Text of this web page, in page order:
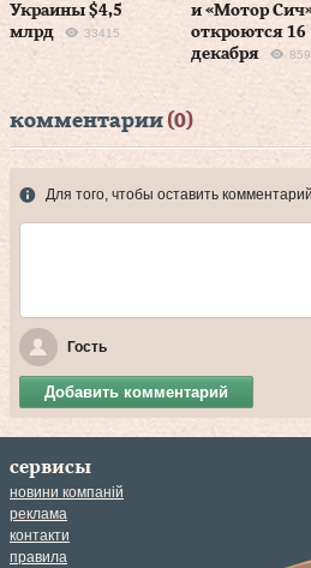
Украины $4,5
млрд
33415
и «Мотор
откроются 16
декабря
комментарии (0)
Для того, чтобы оставить
Гость
Добавить комментарий
сервисы
новини компаній
реклама
контакти
правила